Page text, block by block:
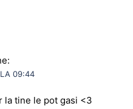
LA 09:44
la tine le pot gasi <3